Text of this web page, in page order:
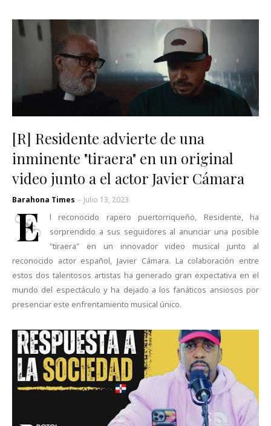
[R] Residente advierte de una
inminente "tiraera" en un original
video junto a el actor Javier Cámara
Barahona Times - Julio 13, 2023
E
l reconocido rapero puertorriqueño, Residente, ha
sorprendido a sus seguidores al anunciar una posible
"tiraera" en un innovador video musical junto al
reconocido actor español, Javier Cámara. La colaboración entre
estos dos talentosos artistas ha generado gran expectativa en el
mundo del espectáculo y ha dejado a los fanáticos ansiosos por
presenciar este enfrentamiento musical único.